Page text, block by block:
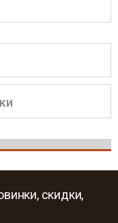
скидки,